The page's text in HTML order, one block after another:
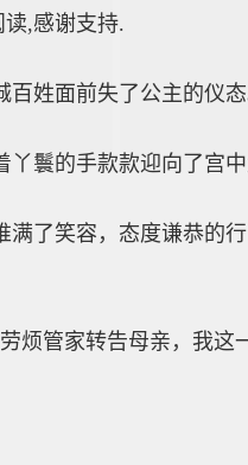
,感谢支持.
姓面前失了公主的仪态
鬟的手款款迎向了宫中
了笑容，态度谦恭的行
烦管家转告母亲，我这